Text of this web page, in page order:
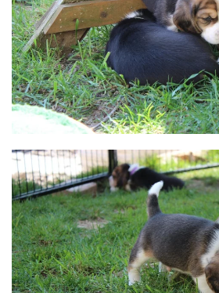
BILD ANZEIGEN
BILD ANZEIGEN